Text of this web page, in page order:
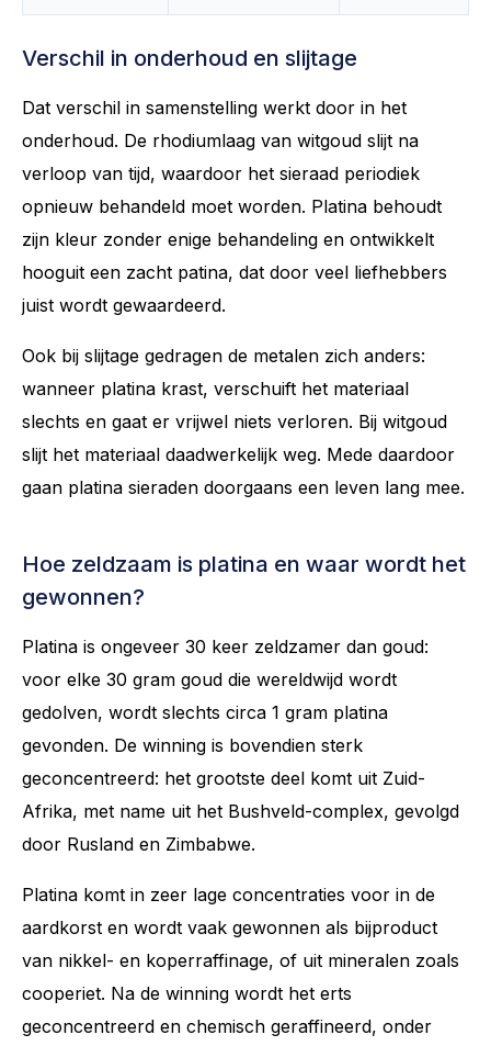
Verschil in onderhoud en slijtage
Dat verschil in samenstelling werkt door in het
onderhoud. De rhodiumlaag van witgoud slijt na
verloop van tijd, waardoor het sieraad periodiek
opnieuw behandeld moet worden. Platina behoudt
zijn kleur zonder enige behandeling en ontwikkelt
hooguit een zacht patina, dat door veel liefhebbers
juist wordt gewaardeerd.
Ook bij slijtage gedragen de metalen zich anders:
wanneer platina krast, verschuift het materiaal
slechts en gaat er vrijwel niets verloren. Bij witgoud
slijt het materiaal daadwerkelijk weg. Mede daardoor
gaan platina sieraden doorgaans een leven lang mee.
Hoe zeldzaam is platina en waar wordt het
gewonnen?
Platina is ongeveer 30 keer zeldzamer dan goud:
voor elke 30 gram goud die wereldwijd wordt
gedolven, wordt slechts circa 1 gram platina
gevonden. De winning is bovendien sterk
geconcentreerd: het grootste deel komt uit Zuid-
Afrika, met name uit het Bushveld-complex, gevolgd
door Rusland en Zimbabwe.
Platina komt in zeer lage concentraties voor in de
aardkorst en wordt vaak gewonnen als bijproduct
van nikkel- en koperraffinage, of uit mineralen zoals
cooperiet. Na de winning wordt het erts
geconcentreerd en chemisch geraffineerd, onder